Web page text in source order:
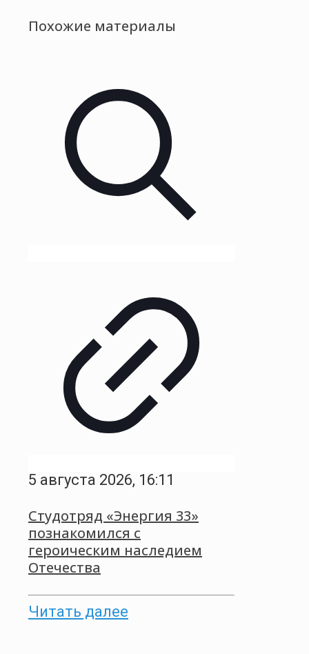
Похожие материалы
5 августа 2026, 16:11
Студотряд «Энергия 33»
познакомился с
героическим наследием
Отечества
Читать далее